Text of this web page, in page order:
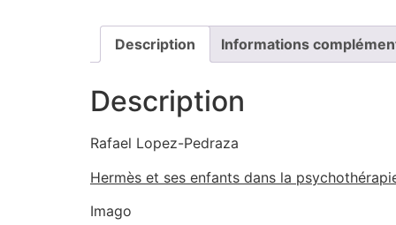
Description Informations
Description
Rafael Lopez-Pedraza
Hermès et ses enfants dans la
Imago